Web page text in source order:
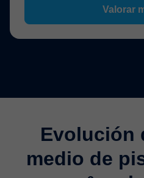
Valorar
Evolución
medio de